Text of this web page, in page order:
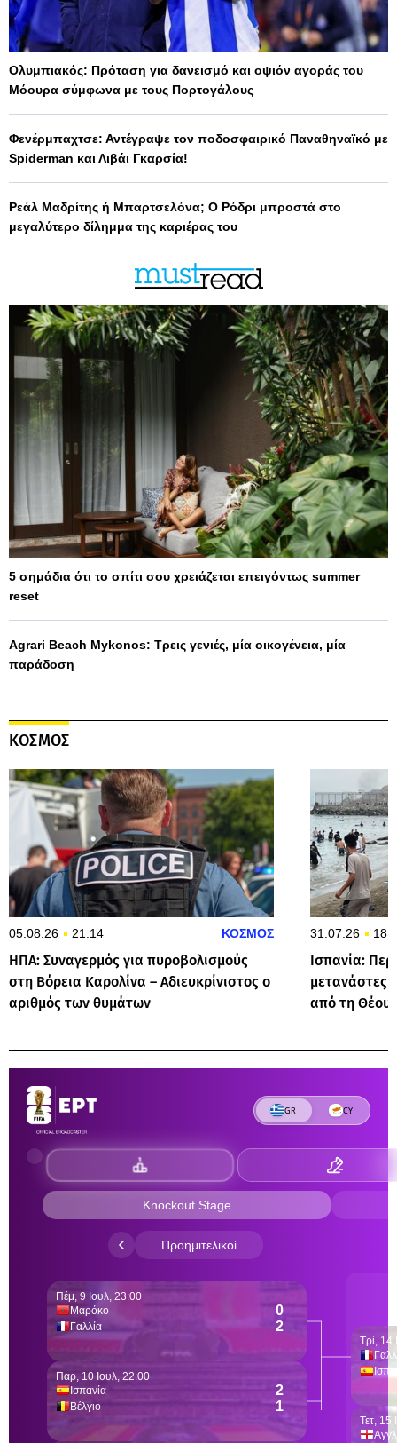
Ολυμπιακός: Πρόταση για δανεισμό και οψιόν αγοράς του
Μόουρα σύμφωνα με τους Πορτογάλους
Φενέρμπαχτσε: Αντέγραψε τον ποδοσφαιρικό Παναθηναϊκό με
Spiderman και Λιβάι Γκαρσία!
Ρεάλ Μαδρίτης ή Μπαρτσελόνα; Ο Ρόδρι μπροστά στο
μεγαλύτερο δίλημμα της καριέρας του
5 σημάδια ότι το σπίτι σου χρειάζεται επειγόντως summer
reset
Agrari Beach Mykonos: Τρεις γενιές, μία οικογένεια, μία
παράδοση
ΚΟΣΜΟΣ
05.08.26 21:14 ΚΟΣΜΟΣ
ΗΠΑ: Συναγερμός για πυροβολισμούς
στη Βόρεια Καρολίνα – Αδιευκρίνιστος ο
αριθμός των θυμάτων
31.07.26
Ισπανία:
μετανάστες
από τη